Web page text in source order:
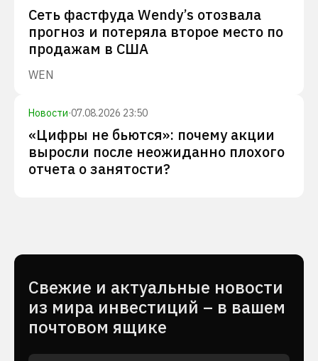
Сеть фастфуда Wendy’s отозвала
прогноз и потеряла второе место по
продажам в США
WEN
Новости·07.08.2026 23:50
«Цифры не бьются»: почему акции
выросли после неожиданно плохого
отчета о занятости?
Cвежие и актуальные новости
из мира инвестиций – в вашем
почтовом ящике